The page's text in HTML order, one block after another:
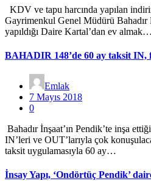
KDV ve tapu harcında yapılan
Gayrimenkul Genel Müdürü Bahadır
yapıldığı Daire Kartal’dan ev almak…
BAHADIR 148’de 60 ay taksit IN,
Emlak
7 Mayıs 2018
0
Bahadır İnşaat’ın Pendik’te inşa
IN’leri ve OUT’larıyla çok
taksit uygulamasıyla 60 ay…
İnsay Yapı, ‘Ondörtüç Pendik’